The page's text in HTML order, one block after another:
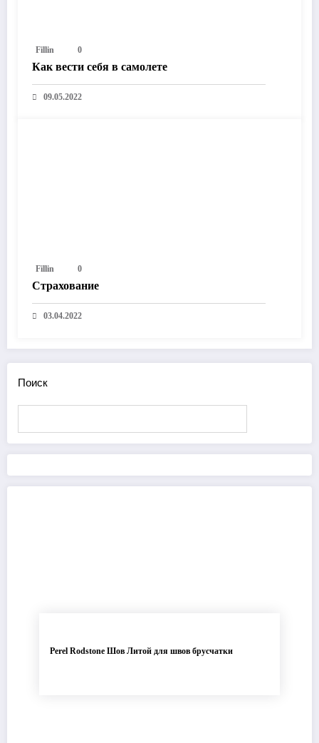
Fillin 0
Как вести себя в самолете
09.05.2022
Fillin 0
Страхование
03.04.2022
Поиск
Perel Rodstone Шов Литой для швов брусчатки